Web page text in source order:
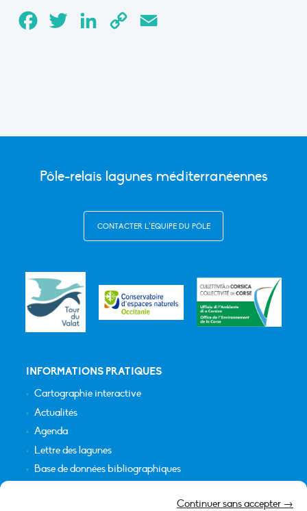
Continuer sans accepter →
FacebookTwitter LinkedInCopy
Pôle-relais lagunes méditerranéennes
CONTACTER L’ÉQUIPE DU PÔLE
INFORMATIONS PRATIQUES
Cartographie interactive
Actualités
Agenda
Lettre des lagunes
Base de données bibliographiques